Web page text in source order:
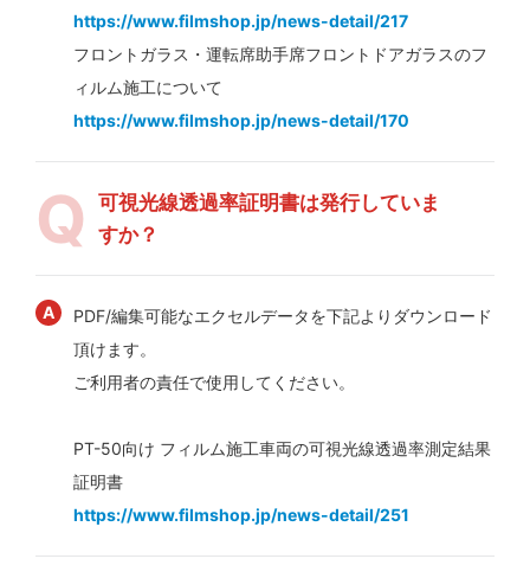
https://www.filmshop.jp/news-detail/217
フロントガラス・運転席助手席フロントドアガラスのフ
ィルム施工について
https://www.filmshop.jp/news-detail/170
可視光線透過率証明書は発行していま
すか？
PDF/編集可能なエクセルデータを下記よりダウンロード
頂けます。
ご利用者の責任で使用してください。
PT-50向け フィルム施工車両の可視光線透過率測定結果
証明書
https://www.filmshop.jp/news-detail/251